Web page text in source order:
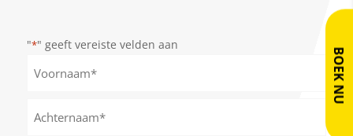
"*" geeft vereiste velden aan
BOEK NU